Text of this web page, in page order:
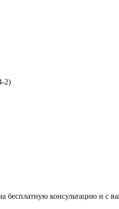
2)
бесплатную консультацию и с